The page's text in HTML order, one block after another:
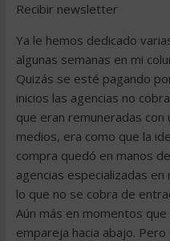
Recibir newsletter
Ya le hemos dedicado
algunas semanas en mi
Quizás se esté pagando
inicios las agencias no
que eran remuneradas con
medios, era como que la
compra quedó en manos
agencias especializadas
lo que no se cobra de
Aún más en momentos
empareja hacia abajo.